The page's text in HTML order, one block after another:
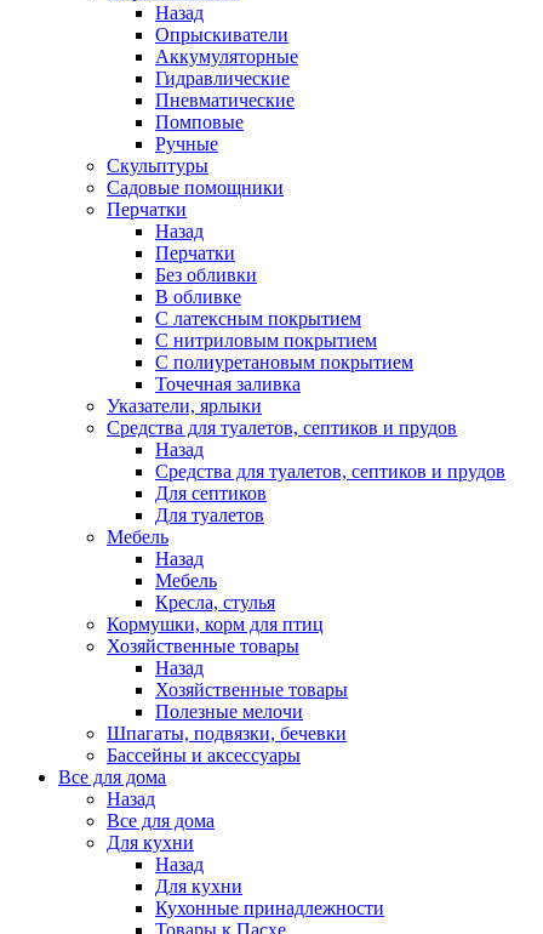
Назад
Опрыскиватели
Аккумуляторные
Гидравлические
Пневматические
Помповые
Ручные
Скульптуры
Садовые помощники
Перчатки
Назад
Перчатки
Без обливки
В обливке
С латексным покрытием
С нитриловым покрытием
С полиуретановым покрытием
Точечная заливка
Указатели, ярлыки
Средства для туалетов, септиков и прудов
Назад
Средства для туалетов, септиков и прудов
Для септиков
Для туалетов
Мебель
Назад
Мебель
Кресла, стулья
Кормушки, корм для птиц
Хозяйственные товары
Назад
Хозяйственные товары
Полезные мелочи
Шпагаты, подвязки, бечевки
Бассейны и аксессуары
Все для дома
Назад
Все для дома
Для кухни
Назад
Для кухни
Кухонные принадлежности
Товары к Пасхе